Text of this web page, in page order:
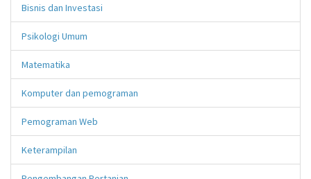
Bisnis dan Investasi
Psikologi Umum
Matematika
Komputer dan pemograman
Pemograman Web
Keterampilan